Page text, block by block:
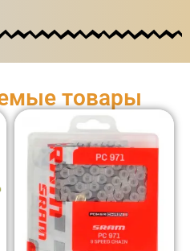
товары